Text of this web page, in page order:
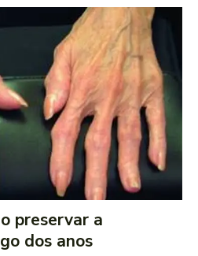
preservar a
dos anos